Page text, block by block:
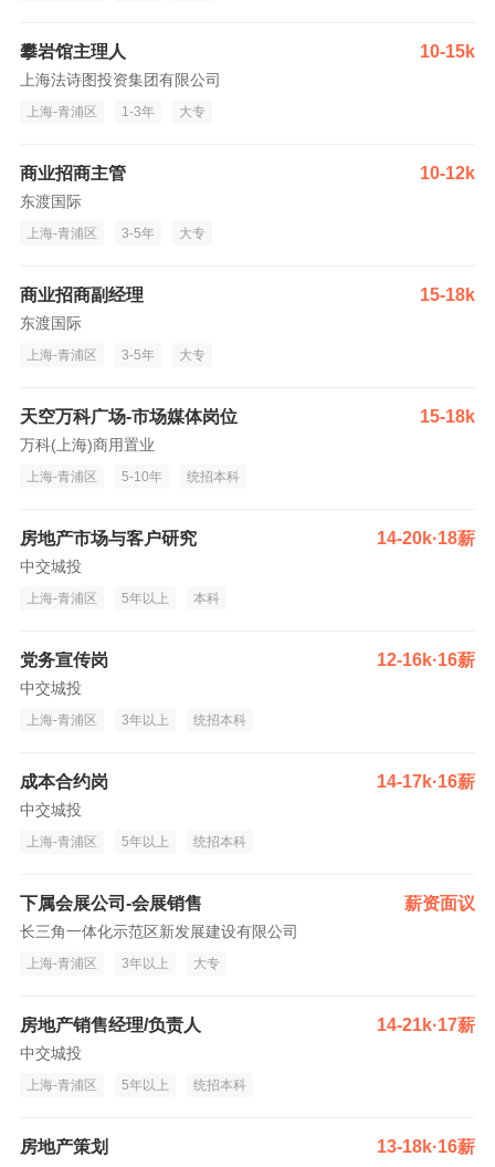
攀岩馆主理人 10-15k
上海法诗图投资集团有限公司
上海-青浦区 1-3年 大专
商业招商主管 10-12k
东渡国际
上海-青浦区 3-5年 大专
商业招商副经理 15-18k
东渡国际
上海-青浦区 3-5年 大专
天空万科广场-市场媒体岗位 15-18k
万科(上海)商用置业
上海-青浦区 5-10年 统招本科
房地产市场与客户研究 14-20k·18薪
中交城投
上海-青浦区 5年以上 本科
党务宣传岗 12-16k·16薪
中交城投
上海-青浦区 3年以上 统招本科
成本合约岗 14-17k·16薪
中交城投
上海-青浦区 5年以上 统招本科
下属会展公司-会展销售 薪资面议
长三角一体化示范区新发展建设有限公司
上海-青浦区 3年以上 大专
房地产销售经理/负责人 14-21k·17薪
中交城投
上海-青浦区 5年以上 统招本科
房地产策划 13-18k·16薪